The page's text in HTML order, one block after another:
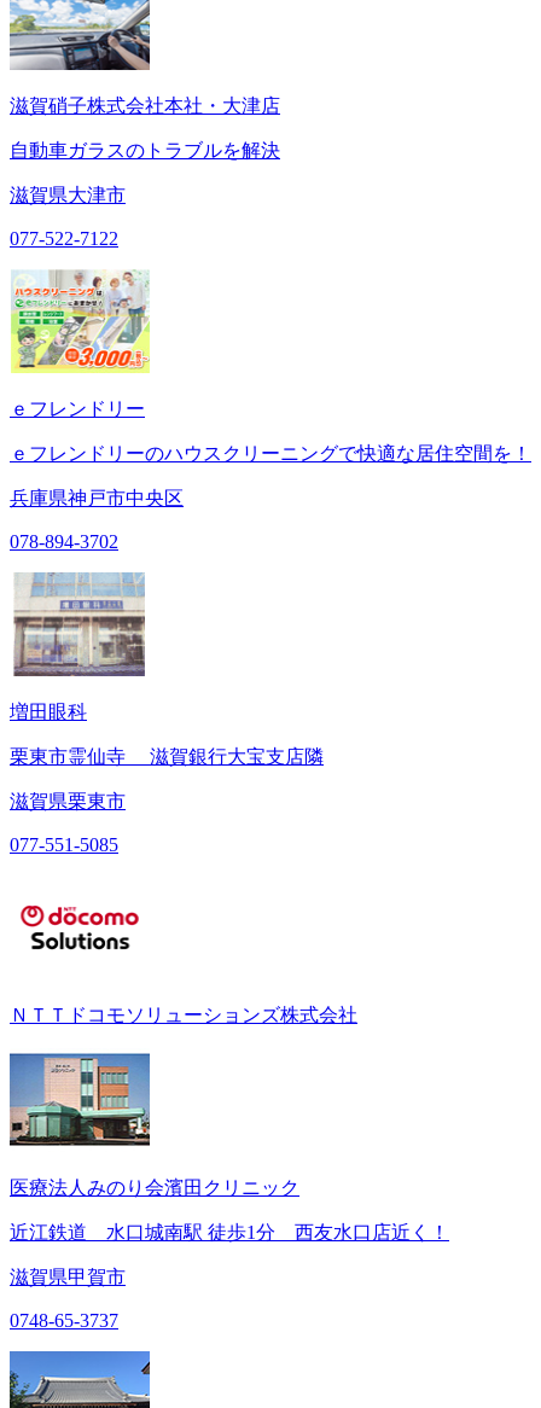
滋賀硝子株式会社本社・大津店
自動車ガラスのトラブルを解決
滋賀県大津市
077-522-7122
ｅフレンドリー
ｅフレンドリーのハウスクリーニングで快適な居住空間を！
兵庫県神戸市中央区
078-894-3702
増田眼科
栗東市霊仙寺 滋賀銀行大宝支店隣
滋賀県栗東市
077-551-5085
ＮＴＴドコモソリューションズ株式会社
医療法人みのり会濱田クリニック
近江鉄道 水口城南駅 徒歩1分 西友水口店近く！
滋賀県甲賀市
0748-65-3737